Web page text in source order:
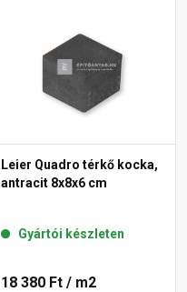
Leier Quadro térkő kocka,
antracit 8x8x6 cm
Gyártói készleten
18 380 Ft / m2